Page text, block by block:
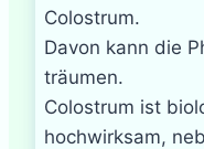
Colostrum.
Davon kann die
träumen.
Colostrum ist
hochwirksam,